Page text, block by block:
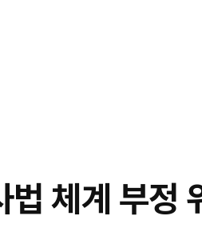
체계 부정